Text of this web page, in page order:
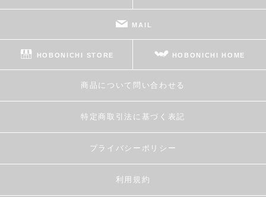
MAIL
HOBONICHI STORE HOBONICHI HOME
商品について問い合わせる
特定商取引法に基づく表記
プライバシーポリシー
利用規約